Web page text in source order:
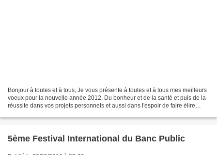
Bonjour à toutes et à tous, Je vous présente à toutes et à tous mes meilleurs
voeux pour la nouvelle année 2012. Du bonheur et de la santé et puis de la
réussite dans vos projets personnels et aussi dans l'espoir de faire élire
5ème Festival International du Banc Public